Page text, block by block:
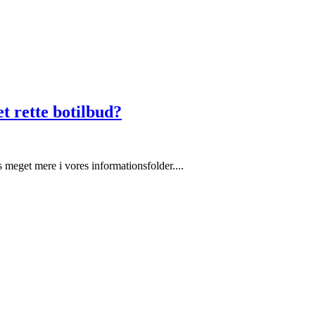
rette botilbud?
mere i vores informationsfolder....